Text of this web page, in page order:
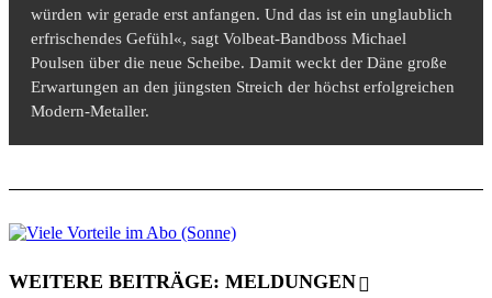
würden wir gerade erst anfangen. Und das ist ein unglaublich
erfrischendes Gefühl«, sagt Volbeat-Bandboss Michael
Poulsen über die neue Scheibe. Damit weckt der Däne große
Erwartungen an den jüngsten Streich der höchst erfolgreichen
Modern-Metaller.
WEITERE BEITRÄGE: MELDUNGEN